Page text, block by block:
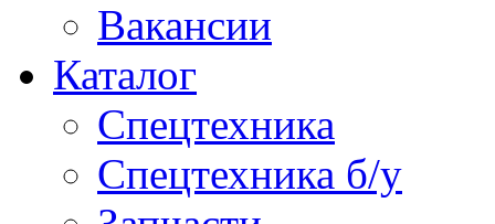
Вакансии
Каталог
Спецтехника
Спецтехника б/у